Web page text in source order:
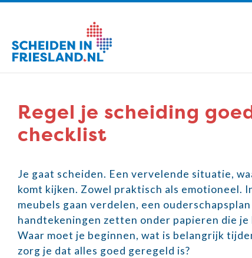
Regel je scheiding
checklist
Je gaat scheiden. Een vervelende situatie,
komt kijken. Zowel praktisch als emotioneel.
meubels gaan verdelen, een ouderschapsplan
handtekeningen zetten onder papieren die
Waar moet je beginnen, wat is belangrijk
zorg je dat alles goed geregeld is?